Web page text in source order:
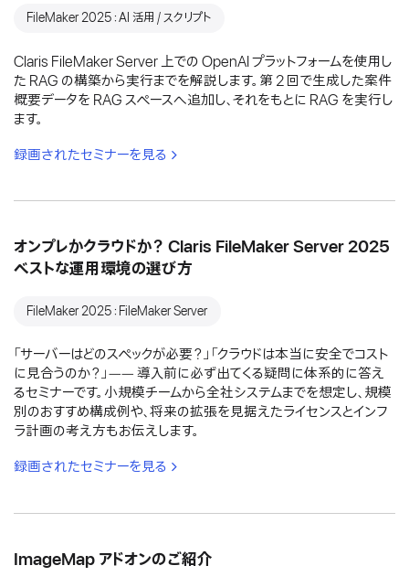
FileMaker 2025：AI 活用 / スクリプト
Claris FileMaker Server 上での OpenAI プラットフォームを使用し
た RAG の構築から実行までを解説します。第 2 回で生成した案件
概要データを RAG スペースへ追加し、それをもとに RAG を実行し
ます。
録画されたセミナーを見る
オンプレかクラウドか？ Claris FileMaker Server 2025
ベストな運用環境の選び方
FileMaker 2025：FileMaker Server
「サーバーはどのスペックが必要？」「クラウドは本当に安全でコスト
に見合うのか？」―― 導入前に必ず出てくる疑問に体系的に答え
るセミナーです。小規模チームから全社システムまでを想定し、規模
別のおすすめ構成例や、将来の拡張を見据えたライセンスとインフ
ラ計画の考え方もお伝えします。
録画されたセミナーを見る
ImageMap アドオンのご紹介